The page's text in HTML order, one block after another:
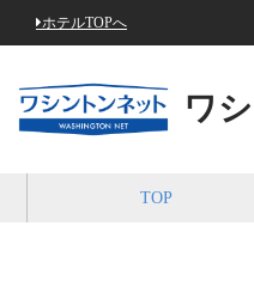
ホテルTOPへ
ワ
TOP